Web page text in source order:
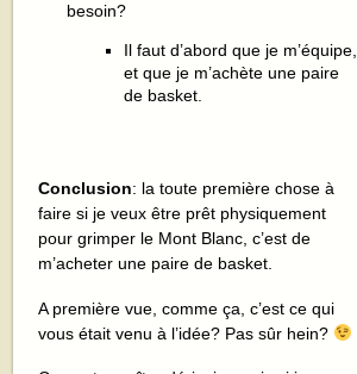
besoin?
Il faut d’abord que je m’équipe,
et que je m’achète une paire
de basket.
Conclusion: la toute première chose à
faire si je veux être prêt physiquement
pour grimper le Mont Blanc, c’est de
m’acheter une paire de basket.
A première vue, comme ça, c’est ce qui
vous était venu à l’idée? Pas sûr hein?